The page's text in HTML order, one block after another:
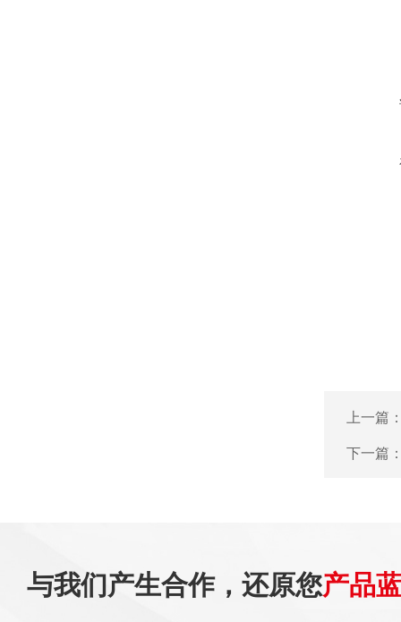
上一篇
下一篇
与我们产生合作，还原您产品